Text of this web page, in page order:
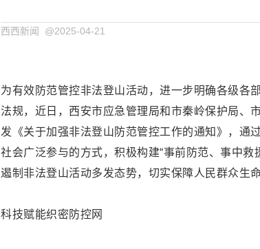
西西新闻 @2025-04-21
为有效防范管控非法登山活动，进一步明确各级各
法规，近日，西安市应急管理局和市秦岭保护局、
发《关于加强非法登山防范管控工作的通知》，通
社会广泛参与的方式，积极构建“事前防范、事中
遏制非法登山活动多发态势，切实保障人民群众生
科技赋能织密防控网